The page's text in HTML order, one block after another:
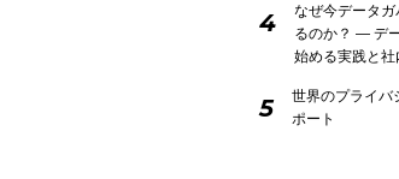
4
なぜ今データ
るのか？ ― デ
始める実践と社
5
世界のプライバ
ポート